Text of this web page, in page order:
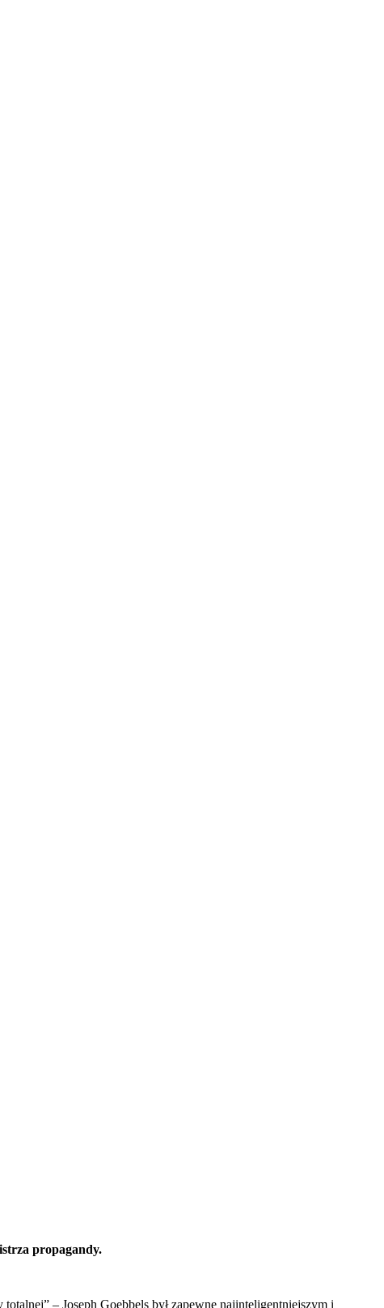
propagandy.
– Joseph Goebbels był zapewne najinteligentniejszym i